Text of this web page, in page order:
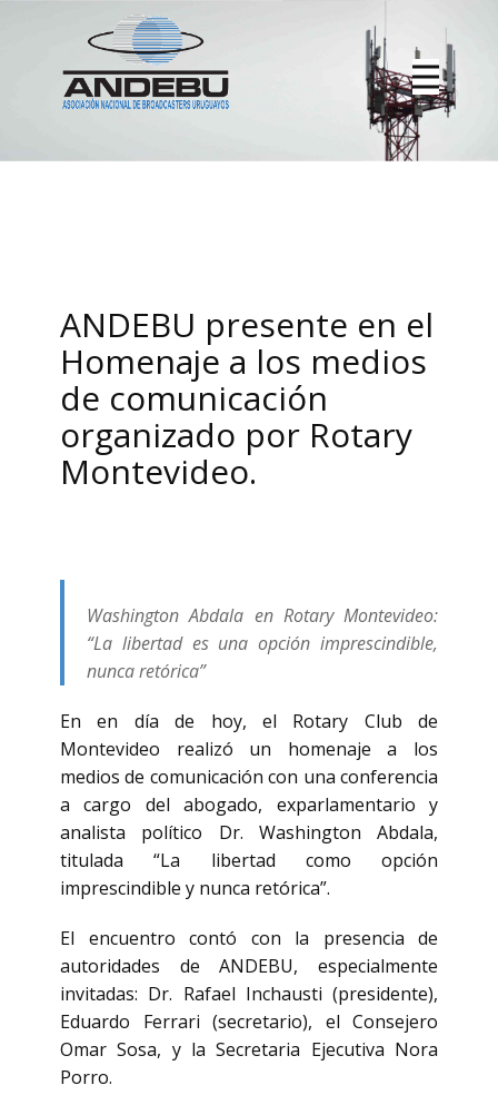
ANDEBU presente en el
Homenaje a los medios
de comunicación
organizado por Rotary
Montevideo.
Washington Abdala en Rotary Montevideo:
“La libertad es una opción imprescindible,
nunca retórica”
En en día de hoy, el Rotary Club de
Montevideo realizó un homenaje a los
medios de comunicación con una conferencia
a cargo del abogado, exparlamentario y
analista político Dr. Washington Abdala,
titulada “La libertad como opción
imprescindible y nunca retórica”.
El encuentro contó con la presencia de
autoridades de ANDEBU, especialmente
invitadas: Dr. Rafael Inchausti (presidente),
Eduardo Ferrari (secretario), el Consejero
Omar Sosa, y la Secretaria Ejecutiva Nora
Porro.